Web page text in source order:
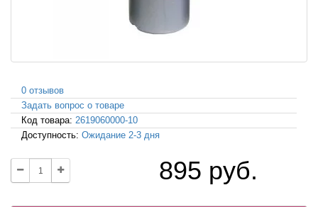
0 отзывов
Задать вопрос о товаре
Код товара: 2619060000-10
Доступность: Ожидание 2-3 дня
895 руб.